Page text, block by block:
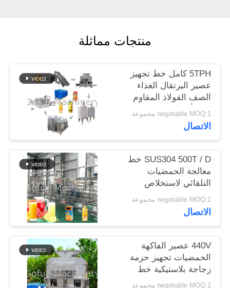
حالات
اطلب
اقتباس
خريطة
الموقع
سياسة
الخصوصية
منتجات مماثلة
5TPH كامل خط تجهيز
عصير البرتقال الغذاء
الصف الفولاذ المقاوم
للصدأ 304
negotiable MOQ:1 مجموعة
الاتصال
SUS304 500T / D خط
معالجة الحمضيات
التلقائي لاستخلاص
العصير
negotiable MOQ:1 مجموعة
الاتصال
440V عصير الفاكهة
الحمضيات تجهيز حزمة
زجاجة بلاستيكية خط
negotiable MOQ:1 مجموعة